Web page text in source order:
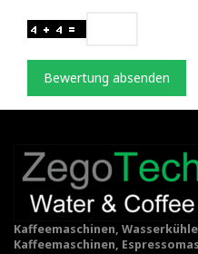
Bewertung absenden
Kaffeemaschinen,
Kaffeemaschinen,